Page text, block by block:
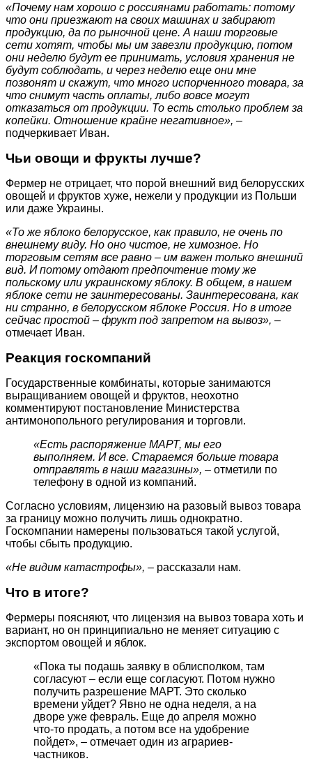
«Почему нам хорошо с россиянами работать: потому
что они приезжают на своих машинах и забирают
продукцию, да по рыночной цене. А наши торговые
сети хотят, чтобы мы им завезли продукцию, потом
они неделю будут ее принимать, условия хранения не
будут соблюдать, и через неделю еще они мне
позвонят и скажут, что много испорченного товара, за
что снимут часть оплаты, либо вовсе могут
отказаться от продукции. То есть столько проблем за
копейки. Отношение крайне негативное», –
подчеркивает Иван.
Чьи овощи и фрукты лучше?
Фермер не отрицает, что порой внешний вид белорусских
овощей и фруктов хуже, нежели у продукции из Польши
или даже Украины.
«То же яблоко белорусское, как правило, не очень по
внешнему виду. Но оно чистое, не химозное. Но
торговым сетям все равно – им важен только внешний
вид. И потому отдают предпочтение тому же
польскому или украинскому яблоку. В общем, в нашем
яблоке сети не заинтересованы. Заинтересована, как
ни странно, в белорусском яблоке Россия. Но в итоге
сейчас простой – фрукт под запретом на вывоз», –
отмечает Иван.
Реакция госкомпаний
Государственные комбинаты, которые занимаются
выращиванием овощей и фруктов, неохотно
комментируют постановление Министерства
антимонопольного регулирования и торговли.
«Есть распоряжение МАРТ, мы его
выполняем. И все. Стараемся больше товара
отправлять в наши магазины», – отметили по
телефону в одной из компаний.
Согласно условиям, лицензию на разовый вывоз товара
за границу можно получить лишь однократно.
Госкомпании намерены пользоваться такой услугой,
чтобы сбыть продукцию.
«Не видим катастрофы», – рассказали нам.
Что в итоге?
Фермеры поясняют, что лицензия на вывоз товара хоть и
вариант, но он принципиально не меняет ситуацию с
экспортом овощей и яблок.
«Пока ты подашь заявку в облисполком, там
согласуют – если еще согласуют. Потом нужно
получить разрешение МАРТ. Это сколько
времени уйдет? Явно не одна неделя, а на
дворе уже февраль. Еще до апреля можно
что-то продать, а потом все на удобрение
пойдет», – отмечает один из аграриев-
частников.